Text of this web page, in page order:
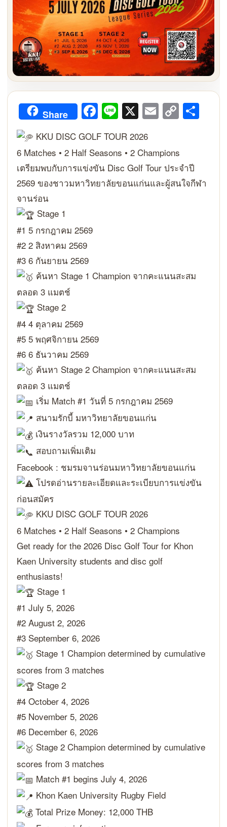
Share Facebook
Line
X Email
Copy
KKU DISC GOLF TOUR 2026
6 Matches • 2 Half Seasons • 2 Champions
เตรียมพบกับการแข่งขัน Disc Golf Tour ประจำปี
2569 ของชาวมหาวิทยาลัยขอนแก่นและผู้สนใจกีฬา
จานร่อน
Stage 1
#1 5 กรกฎาคม 2569
#2 2 สิงหาคม 2569
#3 6 กันยายน 2569
ค้นหา Stage 1 Champion จากคะแนนสะสม
ตลอด 3 แมตช์
Stage 2
#4 4 ตุลาคม 2569
#5 5 พฤศจิกายน 2569
#6 6 ธันวาคม 2569
ค้นหา Stage 2 Champion จากคะแนนสะสม
ตลอด 3 แมตช์
เริ่ม Match #1 วันที่ 5 กรกฎาคม 2569
สนามรักบี้ มหาวิทยาลัยขอนแก่น
เงินรางวัลรวม 12,000 บาท
สอบถามเพิ่มเติม
Facebook : ชมรมจานร่อนมหาวิทยาลัยขอนแก่น
โปรดอ่านรายละเอียดและระเบียบการแข่งขัน
ก่อนสมัคร
KKU DISC GOLF TOUR 2026
6 Matches • 2 Half Seasons • 2 Champions
Get ready for the 2026 Disc Golf Tour for Khon
Kaen University students and disc golf
enthusiasts!
Stage 1
#1 July 5, 2026
#2 August 2, 2026
#3 September 6, 2026
Stage 1 Champion determined by cumulative
scores from 3 matches
Stage 2
#4 October 4, 2026
#5 November 5, 2026
#6 December 6, 2026
Stage 2 Champion determined by cumulative
scores from 3 matches
Match #1 begins July 4, 2026
Khon Kaen University Rugby Field
Total Prize Money: 12,000 THB